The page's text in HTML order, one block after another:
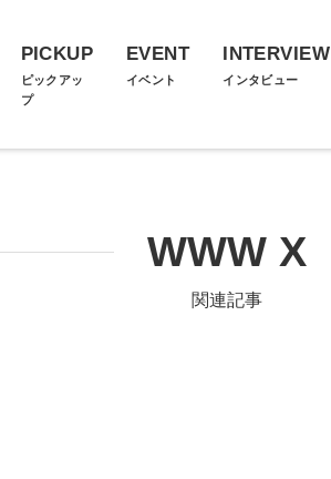
PICKUP
ピックアッ
プ
EVENT
イベント
INTERVIEW
インタビュー
WWW X
関連記事